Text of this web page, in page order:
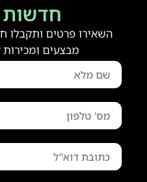
חדשות
השאירו פרטים ותקבלו
מבצעים